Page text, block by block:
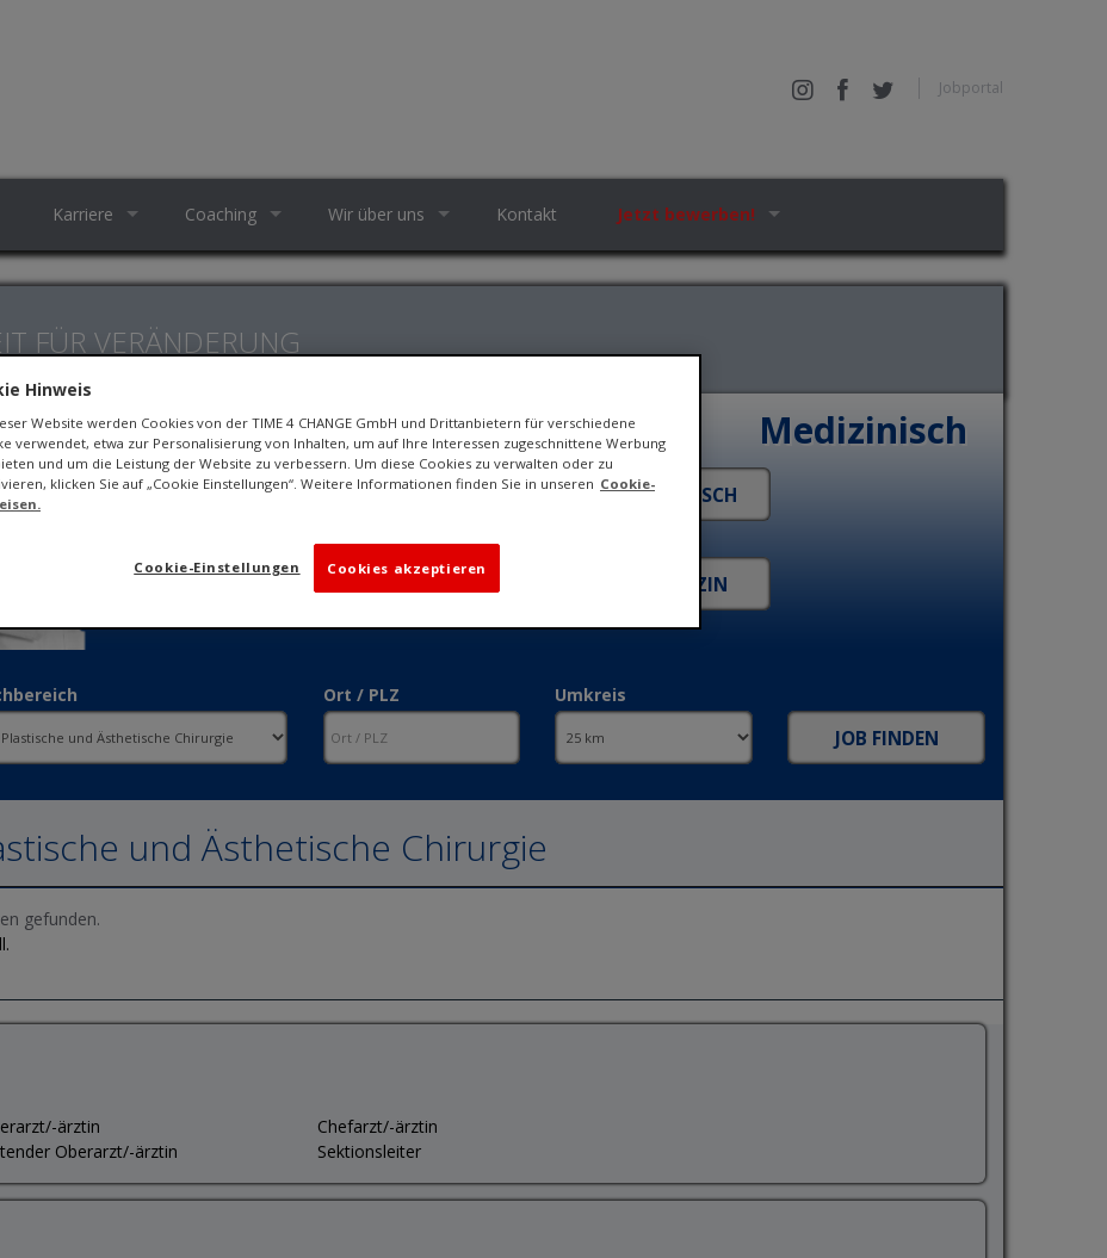
Jobportal
Karriere Coaching Wir über uns Kontakt Jetzt bewerben!
FÜR VERÄNDERUNG
Medizinisch
Ort / PLZ Umkreis
und Ästhetische Chirurgie
gefunden.
ärztin
Oberarzt/-ärztin
Chefarzt/-ärztin
Sektionsleiter
Hinweis
Website werden Cookies von der TIME 4 CHANGE GmbH und Drittanbietern für verschiedene
verwendet, etwa zur Personalisierung von Inhalten, um auf Ihre Interessen zugeschnittene Werbung
und um die Leistung der Website zu verbessern. Um diese Cookies zu verwalten oder zu
klicken Sie auf „Cookie Einstellungen“. Weitere Informationen finden Sie in unseren Cookie-
Cookies akzeptieren
Cookie-Einstellungen